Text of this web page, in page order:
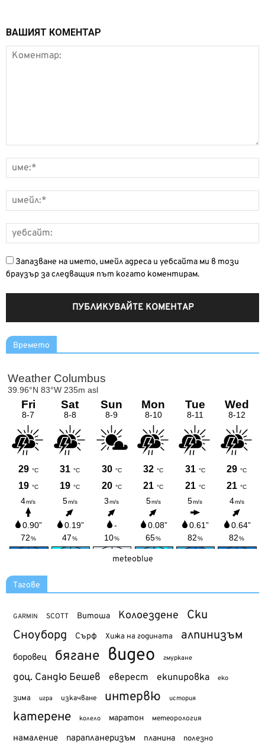
ВАШИЯТ КОМЕНТАР
Запазване на името, имейл адреса и уебсайта ми в този
браузър за следващия път когато коментирам.
Времето
meteoblue
Тагове
GARMIN SCOTT Витоша Колоездене Ски
Сноуборд Сърф Хижа на годината алпинизъм
боровец бягане видео гмуркане
доц. Сандю Бешев еверест екипировка еко
зима игра изкачване интервю история
катерене колело маратон метеорология
намаление парапланеризъм планина полезно